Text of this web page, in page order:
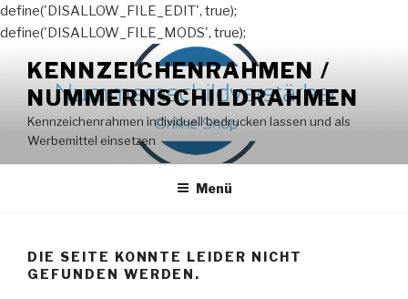
define('DISALLOW_FILE_EDIT', true);
define('DISALLOW_FILE_MODS', true);
Inhalt
springen
KENNZEICHENRAHMEN /
NUMMERNSCHILDRAHMEN
Kennzeichenrahmen individuell bedrucken lassen und als
Werbemittel einsetzen
Menü
DIE SEITE KONNTE LEIDER NICHT
GEFUNDEN WERDEN.